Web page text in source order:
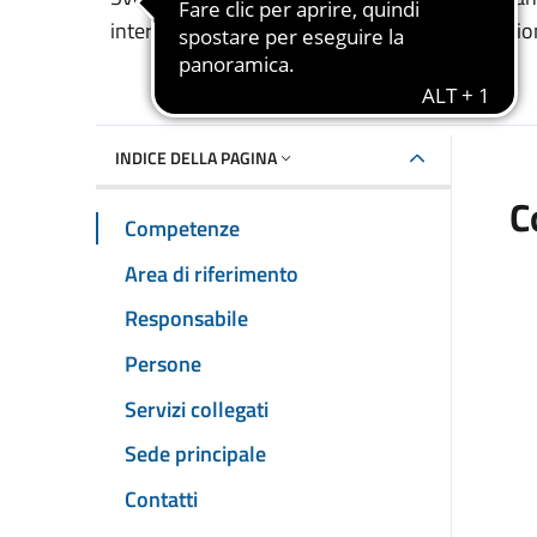
intervento, rilievo sinistri e attività di
INDICE DELLA PAGINA
Competenze
Area di riferimento
Responsabile
Persone
Servizi collegati
Sede principale
Contatti